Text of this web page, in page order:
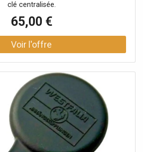
clé centralisée.
65,00 €